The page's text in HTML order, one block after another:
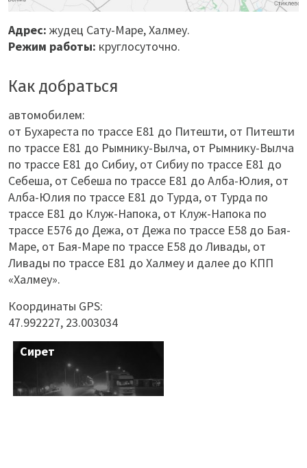
Адрес: жудец Сату-Маре,Халмеу.
Режим работы: круглосуточно.
Как добраться
автомобилем:
от Бухареста по трассе Е81 до Питешти, от Питешти
по трассе Е81 до Рымнику-Вылча, от Рымнику-Вылча
по трассе Е81 до Сибиу, от Сибиу по трассе Е81 до
Себеша, от Себеша по трассе Е81 до Алба-Юлия, от
Алба-Юлия по трассе Е81 до Турда, от Турда по
трассе Е81 до Клуж-Напока, от Клуж-Напока по
трассе Е576 до Дежа, от Дежа по трассе Е58 до Бая-
Маре, от Бая-Маре по трассе Е58 до Ливады, от
Ливады по трассе Е81 до Халмеу и далее до КПП
«Халмеу».
Координаты GPS:
47.992227, 23.003034
Сирет